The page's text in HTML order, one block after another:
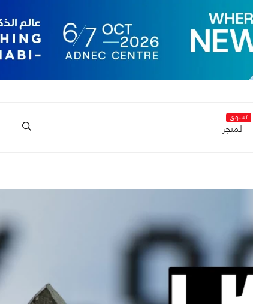
تسوق
المتجر